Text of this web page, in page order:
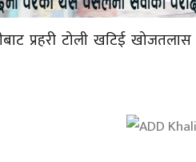
प्रहरी टोली खटिई खोजतलास